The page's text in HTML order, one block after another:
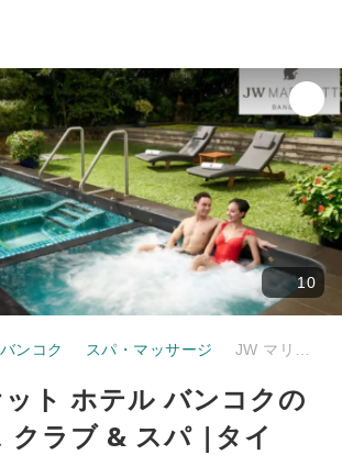
10
バンコク スパ・マッサージ
ット ホテル バンコクの
クラブ & スパ |タイ